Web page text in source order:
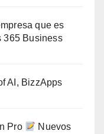
que es
365 Business
AI, BizzApps
Pro
Nuevos